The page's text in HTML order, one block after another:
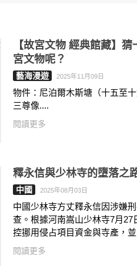
【故宮文物 經典館藏】
宮文物呢？
藝海漫遊 2025年11月09日
物件：尼泊爾木斯塘（十五至
三尊像....
閱讀更多
釋永信與少林寺的墮落之
中國 2025年08月03日
中國少林寺方丈釋永信因涉嫌
查。根據河南嵩山少林寺7月27
控挪用侵占項目資金與寺產，
閱讀更多